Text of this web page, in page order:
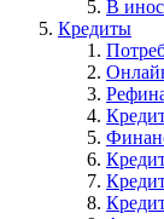
В
Кредиты